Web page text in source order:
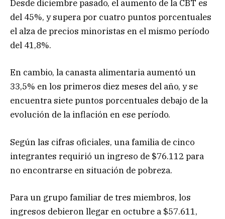
Desde diciembre pasado, el aumento de la CBT es
del 45%, y supera por cuatro puntos porcentuales
el alza de precios minoristas en el mismo período
del 41,8%.
En cambio, la canasta alimentaria aumentó un
33,5% en los primeros diez meses del año, y se
encuentra siete puntos porcentuales debajo de la
evolución de la inflación en ese período.
Según las cifras oficiales, una familia de cinco
integrantes requirió un ingreso de $76.112 para
no encontrarse en situación de pobreza.
Para un grupo familiar de tres miembros, los
ingresos debieron llegar en octubre a $57.611,